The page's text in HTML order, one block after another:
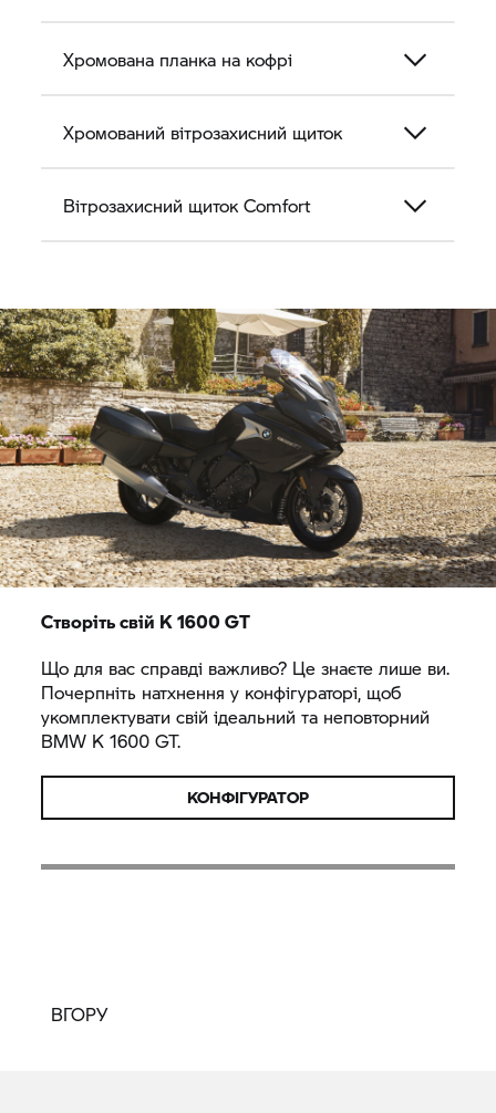
Хромована планка на кофрі
Хромований вітрозахисний щиток
Вітрозахисний щиток Comfort
Створіть свій K 1600 GT
Що для вас справді важливо? Це знаєте лише ви.
Почерпніть натхнення у конфігураторі, щоб
укомплектувати свій ідеальний та неповторний
BMW K 1600 GT.
КОНФІГУРАТОР
ВГОРУ